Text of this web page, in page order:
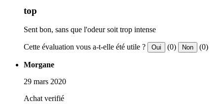
top
Sent bon, sans que l'odeur soit trop intense
Cette évaluation vous a-t-elle été utile ? Oui (0) Non (0)
Morgane
29 mars 2020
Achat verifié